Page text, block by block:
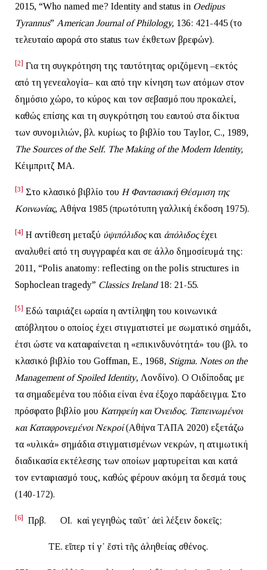
2015, “Who named me? Identity and status in Oedipus
Tyrannus” American Journal of Philology, 136: 421-445 (το
τελευταίο αφορά στο status των έκθετων βρεφών).
[2] Για τη συγκρότηση της ταυτότητας οριζόμενη –εκτός
από τη γενεαλογία– και από την κίνηση των ατόμων στον
δημόσιο χώρο, το κύρος και τον σεβασμό που προκαλεί,
καθώς επίσης και τη συγκρότηση του εαυτού στα δίκτυα
των συνομιλιών, βλ. κυρίως το βιβλίο του Taylor, C., 1989,
The Sources of the Self. The Making of the Modern Identity,
Κέιμπριτζ ΜΑ.
[3] Στο κλασικό βιβλίο του Η Φαντασιακή Θέσμιση της
Κοινωνίας, Αθήνα 1985 (πρωτότυπη γαλλική έκδοση 1975).
[4] Η αντίθεση μεταξύ ὑψιπόλιδοςκαι ἀπόλιδοςέχει
αναλυθεί από τη συγγραφέα και σε άλλο δημοσίευμά της:
2011, “Polis anatomy: reflecting on the polis structures in
Sophoclean tragedy” Classics Ireland18: 21-55.
[5] Εδώ ταιριάζει ωραία η αντίληψη του κοινωνικά
απόβλητου ο οποίος έχει στιγματιστεί με σωματικό σημάδι,
έτσι ώστε να καταφαίνεται η «επικινδυνότητά» του (βλ. το
κλασικό βιβλίο του Goffman, E., 1968, Stigma. Notes on the
Management of Spoiled Identity, Λονδίνο). Ο Οιδίποδας με
τα σημαδεμένα του πόδια είναι ένα έξοχο παράδειγμα. Στο
πρόσφατο βιβλίο μου Κατηφείη και Όνειδος. Ταπεινωμένοι
και Καταφρονεμένοι Νεκροί(Αθήνα ΤΑΠΑ 2020) εξετάζω
τα «υλικά» σημάδια στιγματισμένων νεκρών, η ατιμωτική
διαδικασία εκτέλεσης των οποίων μαρτυρείται και κατά
τον ενταφιασμό τους, καθώς φέρουν ακόμη τα δεσμά τους
(140-172).
[6] Πρβ. ΟΙ. ἦ καὶ γεγηθὼς ταῦτ᾽ ἀεὶ λέξειν δοκεῖς;
ΤΕ. εἴπερ τί γ᾽ ἔστὶ τῆς ἀληθείας σθένος.